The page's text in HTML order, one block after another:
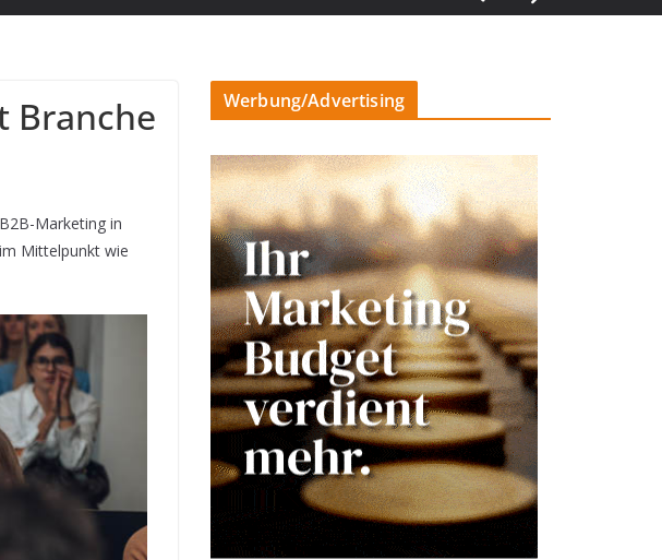
Branche
Marketing in
Mittelpunkt wie
Werbung/Advertising